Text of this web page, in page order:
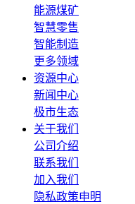
能源煤矿
智慧零售
智能制造
更多领域
资源中心
新闻中心
极市生态
关于我们
公司介绍
联系我们
加入我们
隐私政策申明